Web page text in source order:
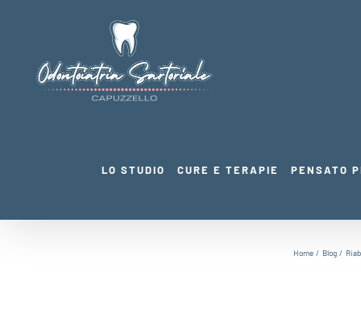
contenuto
LO STUDIO CURE E TERAPIE PENSATO
Home Blog